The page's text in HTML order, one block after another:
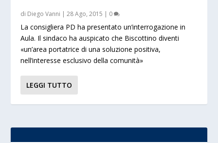
di Diego Vanni |28 Ago, 2015 | 0
La consigliera PD ha presentato un’interrogazione in
Aula. Il sindaco ha auspicato che Biscottino diventi
«un’area portatrice di una soluzione positiva,
nell’interesse esclusivo della comunità»
LEGGI TUTTO